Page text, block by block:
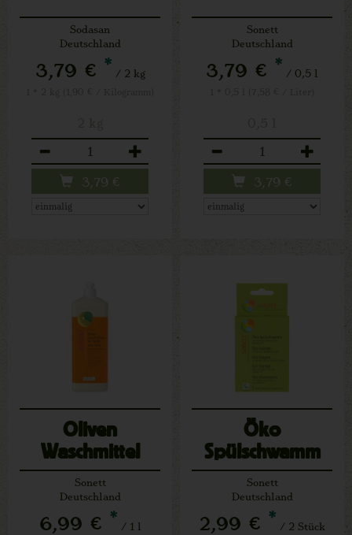
Sodasan
Deutschland
3,79 € * / 2 kg
3,79 €
Sonett
Deutschland
3,79 € * / 0,5 l
3,79 €
Oliven
Waschmittel
Wolle u.Seide
Sonett
Deutschland
6,99 € * / 1 l
Öko
Spülschwamm
Sonett
Deutschland
2,99 € * / 2 Stück